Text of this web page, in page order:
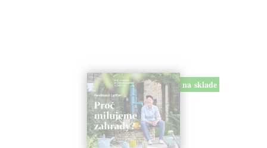
na sklade